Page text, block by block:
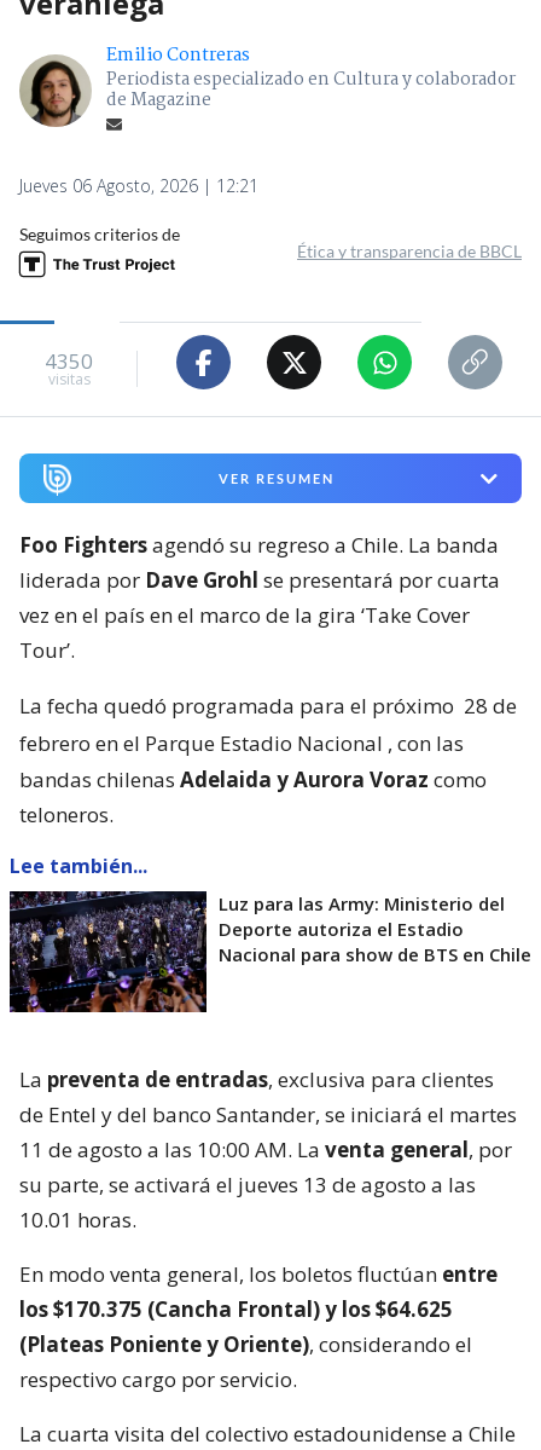
Emilio Contreras
Periodista especializado en Cultura y colaborador
de Magazine
Jueves 06 Agosto, 2026 | 12:21
Seguimos criterios de
Ética y transparencia de BBCL
4350
visitas
VER RESUMEN
Foo Fightersagendó su regreso a Chile. La banda
liderada por Dave Grohl se presentará por cuarta
vez en el país en el marco de la gira ‘Take Cover
Tour’.
La fecha quedó programada para el próximo 28 de
febrero en el Parque Estadio Nacional , con las
bandas chilenas Adelaida y Aurora Voraz como
teloneros.
Lee también...
Luz para las Army: Ministerio del
Deporte autoriza el Estadio
Nacional para show de BTS en Chile
La preventa de entradas, exclusiva para clientes
de Entel y del banco Santander, se iniciará el martes
11 de agosto a las 10:00 AM. La venta general, por
su parte, se activará el jueves 13 de agosto a las
10.01 horas.
En modo venta general, los boletos fluctúan entre
los $170.375 (Cancha Frontal) y los $64.625
(Plateas Poniente y Oriente), considerando el
respectivo cargo por servicio.
La cuarta visita del colectivo estadounidense a Chile